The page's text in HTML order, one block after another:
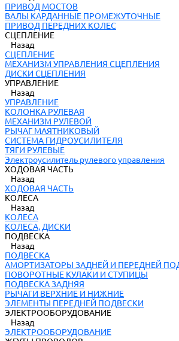
ПРИВОД МОСТОВ
ВАЛЫ КАРДАННЫЕ ПРОМЕЖУТОЧНЫЕ
ПРИВОД ПЕРЕДНИХ КОЛЕС
СЦЕПЛЕНИЕ
Назад
СЦЕПЛЕНИЕ
МЕХАНИЗМ УПРАВЛЕНИЯ СЦЕПЛЕНИЯ
ДИСКИ СЦЕПЛЕНИЯ
УПРАВЛЕНИЕ
Назад
УПРАВЛЕНИЕ
КОЛОНКА РУЛЕВАЯ
МЕХАНИЗМ РУЛЕВОЙ
РЫЧАГ МАЯТНИКОВЫЙ
СИСТЕМА ГИДРОУСИЛИТЕЛЯ
ТЯГИ РУЛЕВЫЕ
Электроусилитель рулевого управления
ХОДОВАЯ ЧАСТЬ
Назад
ХОДОВАЯ ЧАСТЬ
КОЛЕСА
Назад
КОЛЕСА
КОЛЕСА, ДИСКИ
ПОДВЕСКА
Назад
ПОДВЕСКА
АМОРТИЗАТОРЫ ЗАДНЕЙ И ПЕРЕДНЕЙ
ПОВОРОТНЫЕ КУЛАКИ И СТУПИЦЫ
ПОДВЕСКА ЗАДНЯЯ
РЫЧАГИ ВЕРХНИЕ И НИЖНИЕ
ЭЛЕМЕНТЫ ПЕРЕДНЕЙ ПОДВЕСКИ
ЭЛЕКТРООБОРУДОВАНИЕ
Назад
ЭЛЕКТРООБОРУДОВАНИЕ